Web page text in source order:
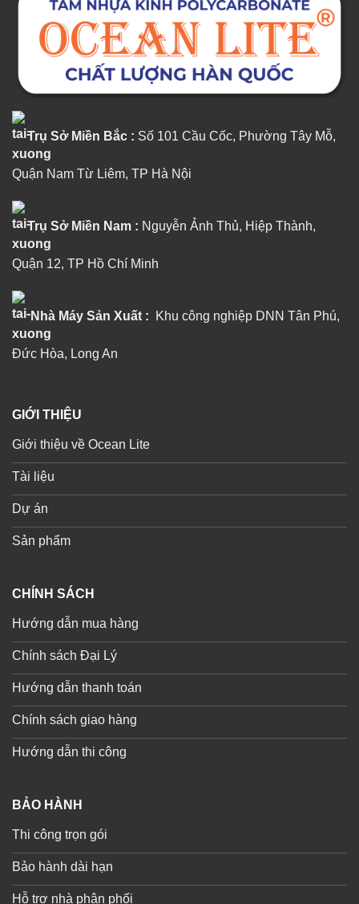
Trụ Sở Miền Bắc : Số 101 Cầu Cốc, Phường Tây Mỗ,
Quận Nam Từ Liêm, TP Hà Nội
Trụ Sở Miền Nam : Nguyễn Ảnh Thủ, Hiệp Thành,
Quận 12, TP Hồ Chí Minh
Nhà Máy Sản Xuất : Khu công nghiệp DNN Tân Phú,
Đức Hòa, Long An
GIỚI THIỆU
Giới thiệu về Ocean Lite
Tài liệu
Dự án
Sản phẩm
CHÍNH SÁCH
Hướng dẫn mua hàng
Chính sách Đại Lý
Hướng dẫn thanh toán
Chính sách giao hàng
Hướng dẫn thi công
BẢO HÀNH
Thi công trọn gói
Bảo hành dài hạn
Hỗ trợ nhà phân phối